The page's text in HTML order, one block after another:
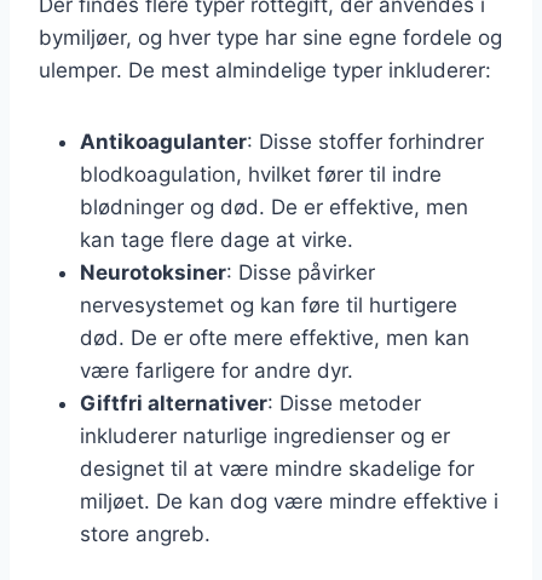
bymiljøer, og hver type har sine egne fordele og
ulemper. De mest almindelige typer inkluderer:
Antikoagulanter: Disse stoffer forhindrer
blodkoagulation, hvilket fører til indre
blødninger og død. De er effektive, men
kan tage flere dage at virke.
Neurotoksiner: Disse påvirker
nervesystemet og kan føre til hurtigere
død. De er ofte mere effektive, men kan
være farligere for andre dyr.
Giftfri alternativer: Disse metoder
inkluderer naturlige ingredienser og er
designet til at være mindre skadelige for
miljøet. De kan dog være mindre effektive i
store angreb.